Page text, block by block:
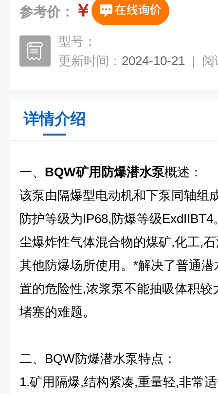
参考价： ￥
型号：
更新时间： 2024-10-21 | 阅
详情介绍
一、 BQW矿用防爆潜水泵概述：
该泵由隔爆型电动机和下泵同轴组
防护等级为IP68,防爆等级
尘爆炸性气体混合物的煤矿,化工,
其他防爆场所使用。*解决了普通
置的危险性,浓浆泵不能抽吸体积
堵塞的难题。
二、BQW防爆潜水泵特点：
1.矿用隔爆,结构紧凑,重量轻,非常